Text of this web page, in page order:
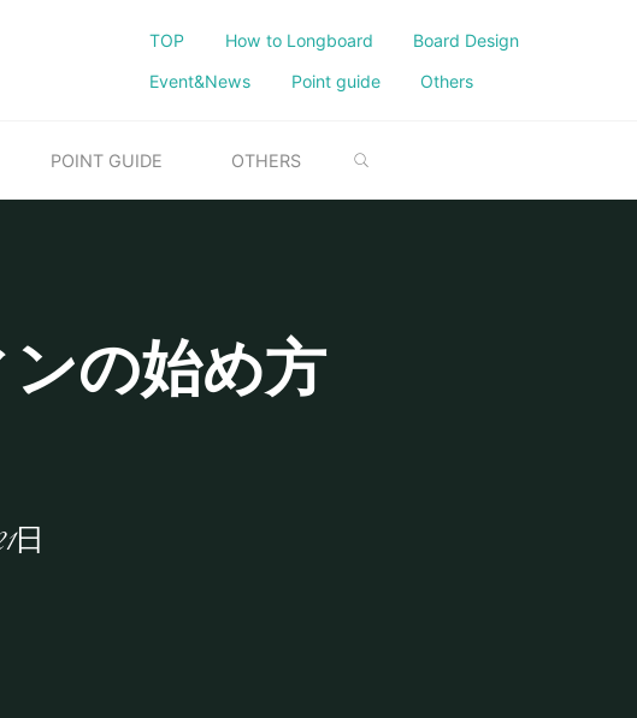
TOP How to Longboard
Board Design
Event&News
Point guide Others
POINT GUIDE OTHERS
の始め方
日